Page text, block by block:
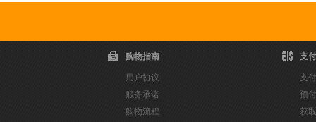
购物指南
用户协议
服务承诺
购物流程
支
支
预
获